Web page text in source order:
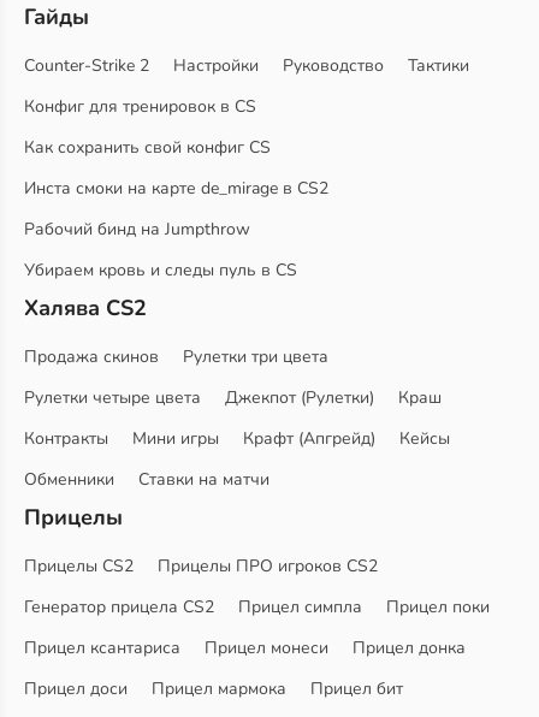
Гайды
Counter-Strike 2 Настройки Руководство
Тактики
Конфиг для тренировок в CS
Как сохранить свой конфиг CS
Инста смоки на карте de_mirage в CS2
Рабочий бинд на Jumpthrow
Убираем кровь и следы пуль в CS
Халява CS2
Продажа скинов
Рулетки три цвета
Рулетки четыре цвета
Джекпот (Рулетки)
Краш
Контракты
Мини игры Крафт (Апгрейд)
Кейсы
Обменники
Ставки на матчи
Прицелы
Прицелы CS2
Прицелы ПРО игроков CS2
Генератор прицела CS2
Прицел симпла
Прицел поки
Прицел ксантариса
Прицел монеси
Прицел донка
Прицел доси
Прицел мармока
Прицел бит